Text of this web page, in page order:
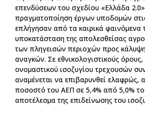
επενδύσεων του σχεδίου «Ελλάδα
πραγματοποίηση έργων υποδομών
επλήγησαν από τα καιρικά φαινόμενα
υποκατάσταση της απολεσθείσας
των πληγεισών περιοχών προς
αναγκών. Σε εθνικολογιστικούς
ονομαστικού ισοζυγίου τρεχουσών
αναμένεται να επιβαρυνθεί ελαφρώς,
ποσοστό του ΑΕΠ σε 5,4% από 5,0%
αποτέλεσμα της επιδείνωσης του